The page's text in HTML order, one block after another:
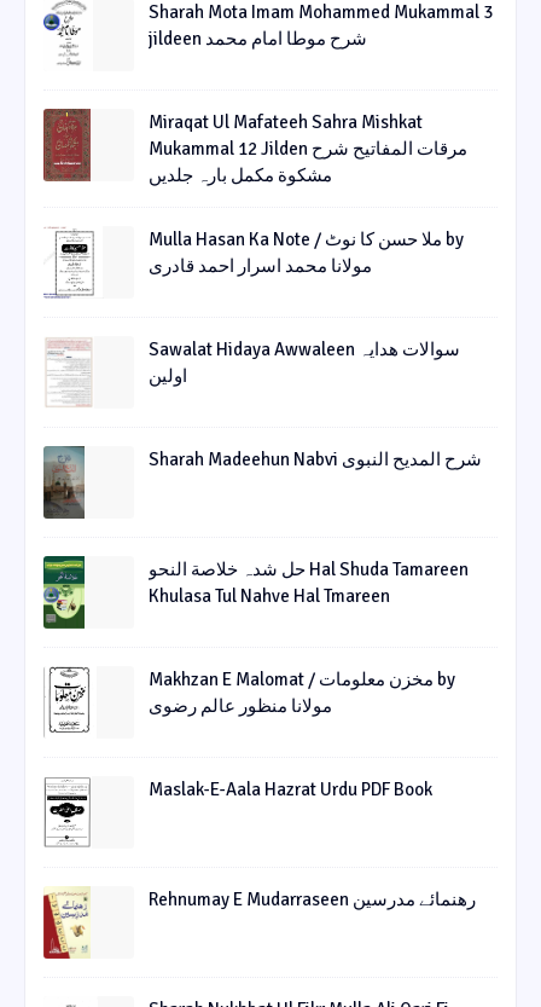
Sharah Mota Imam Mohammed Mukammal 3
jildeen شرح موطا امام محمد
Miraqat Ul Mafateeh Sahra Mishkat
Mukammal 12 Jilden مرقات المفاتیح شرح
مشکوة مکمل بارہ جلدیں
Mulla Hasan Ka Note / ملا حسن کا نوٹ by
مولانا محمد اسرار احمد قادری
Sawalat Hidaya Awwaleen سوالات ھدایہ
اولین
Sharah Madeehun Nabvi شرح المدیح النبوی
حل شدہ خلاصة النحو Hal Shuda Tamareen
Khulasa Tul Nahve Hal Tmareen
Makhzan E Malomat / مخزن معلومات by
مولانا منظور عالم رضوی
Maslak-E-Aala Hazrat Urdu PDF Book
Rehnumay E Mudarraseen رهنمائے مدرسین